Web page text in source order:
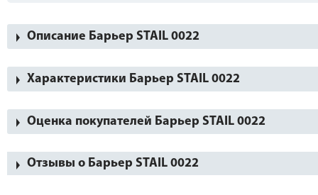
Описание Барьер STAIL 0022
Характеристики Барьер STAIL 0022
Оценка покупателей Барьер STAIL 0022
Отзывы о Барьер STAIL 0022